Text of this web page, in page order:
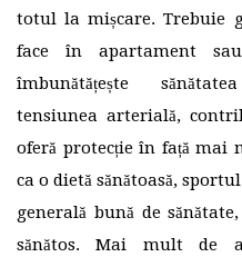
totul la mișcare. Trebuie
face în apartament
îmbunătățește
tensiunea arterială,
oferă protecție în față mai
ca o dietă sănătoasă,
generală bună de
sănătos. Mai mult de